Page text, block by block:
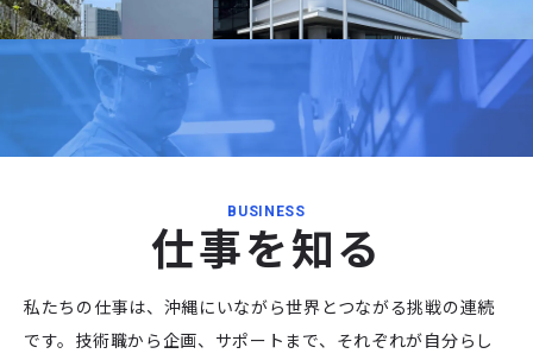
仕事を知る
BUSINESS
私たちの仕事は、沖縄にいながら世界とつながる挑戦の連続
です。技術職から企画、サポートまで、それぞれが自分らし